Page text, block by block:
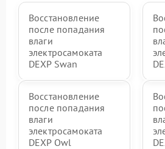
Восстановление
после попадания
влаги
электросамоката
DEXP Swan
Восстановление
после попадания
влаги
электросамоката
DEXP Owl